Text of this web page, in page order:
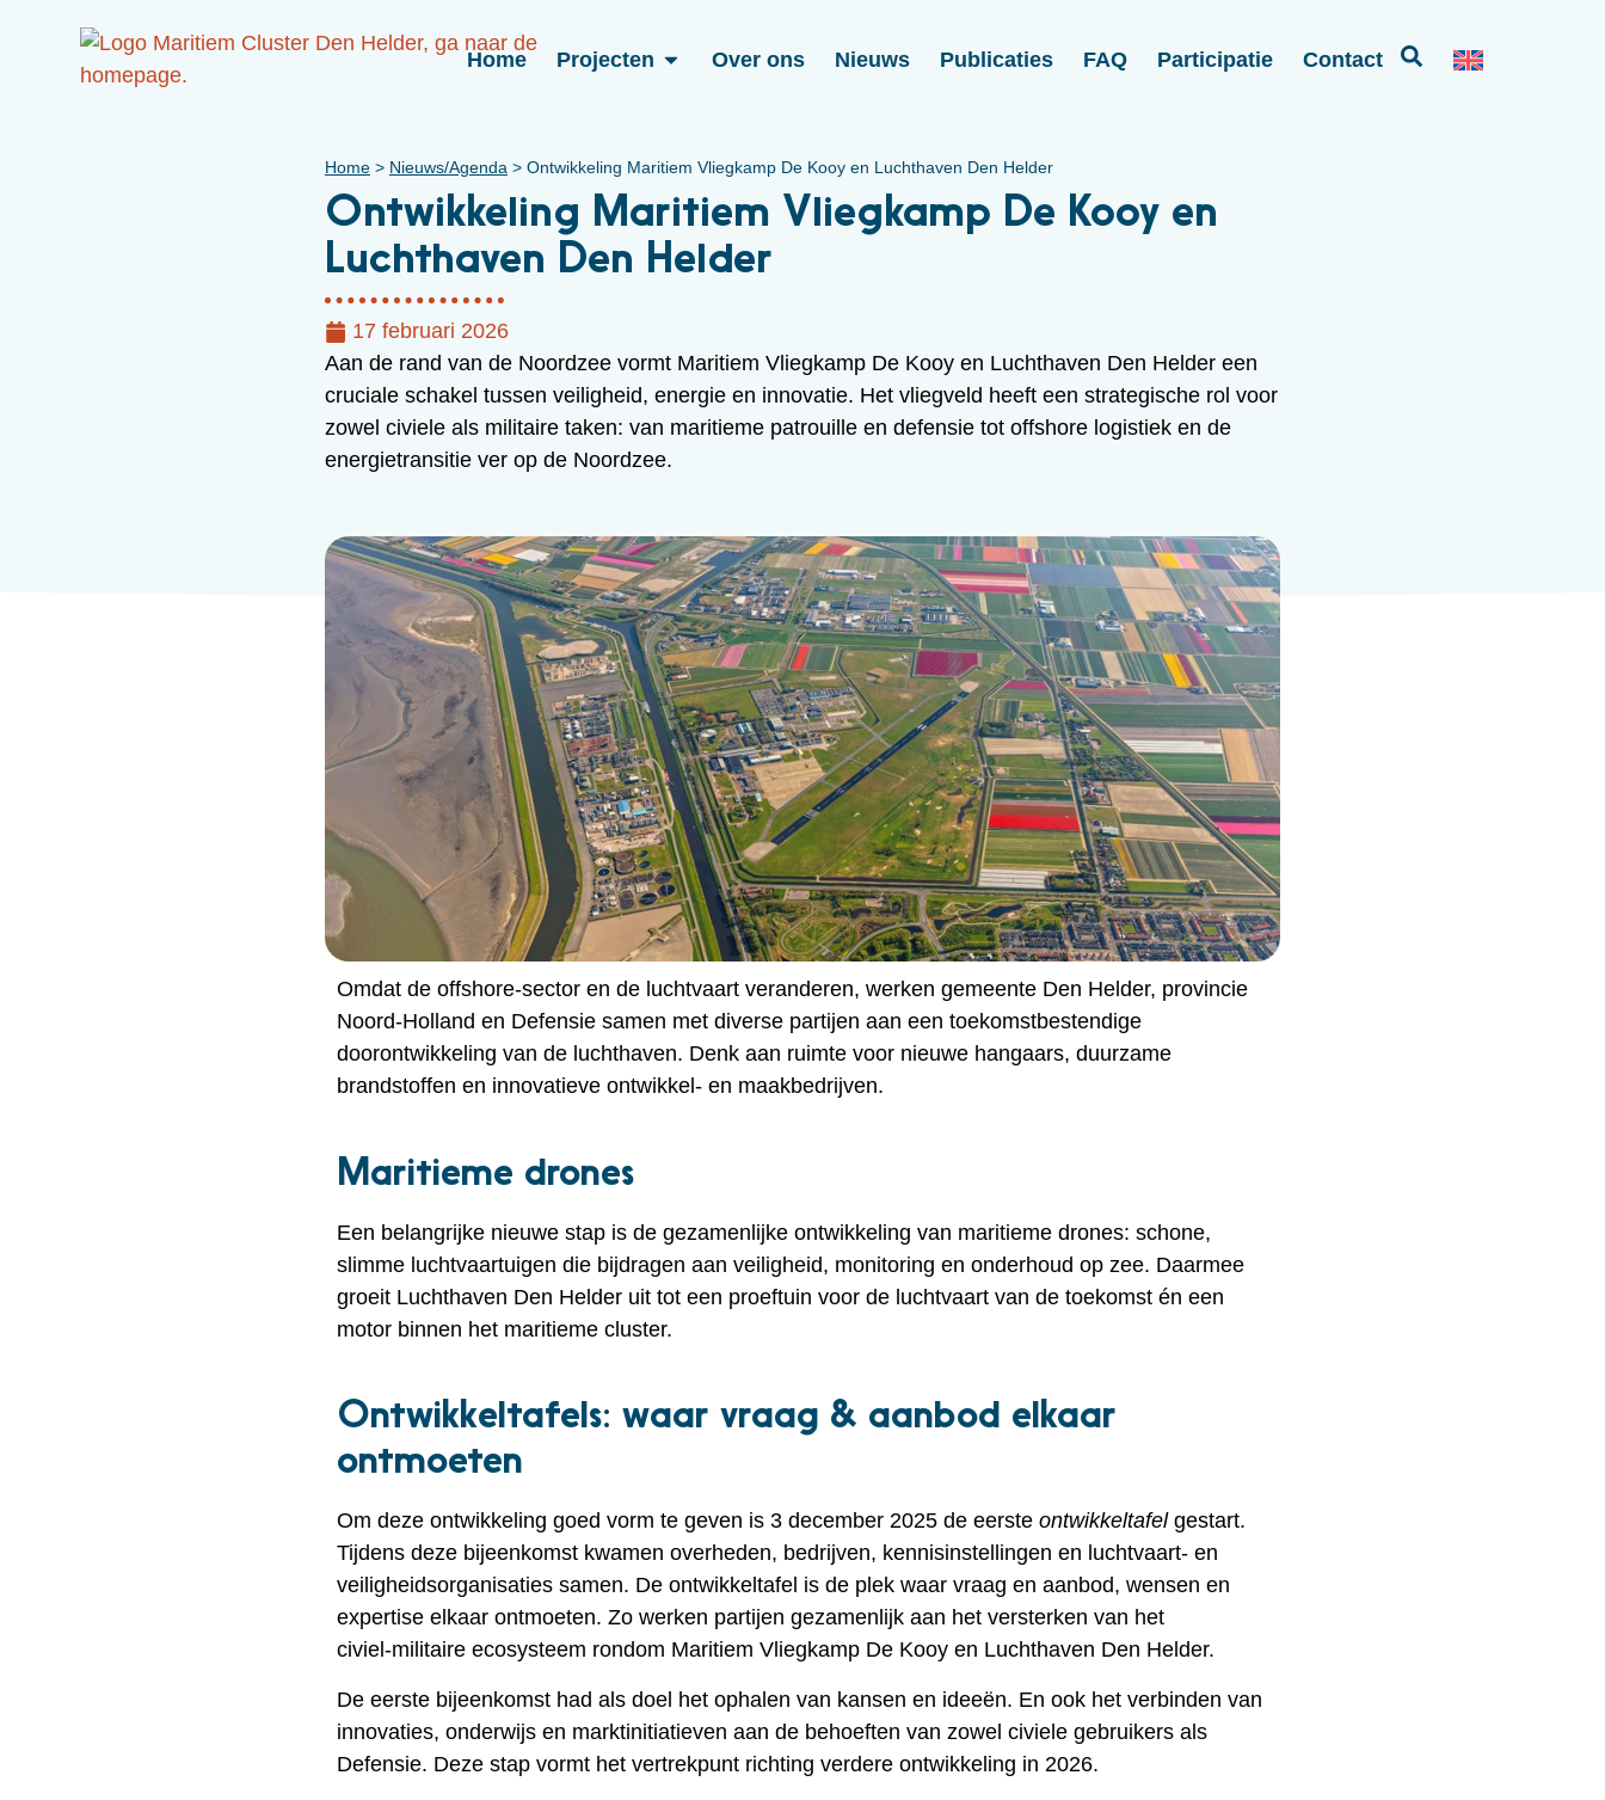
Home Projecten Over ons Nieuws Publicaties FAQ Participatie Contact
Home > Nieuws/Agenda > Ontwikkeling Maritiem Vliegkamp De Kooy en Luchthaven Den Helder
Ontwikkeling Maritiem Vliegkamp De Kooy en
Luchthaven Den Helder
17 februari 2026
Aan de rand van de Noordzee vormt Maritiem Vliegkamp De Kooy en Luchthaven Den Helder een
cruciale schakel tussen veiligheid, energie en innovatie. Het vliegveld heeft een strategische rol voor
zowel civiele als militaire taken: van maritieme patrouille en defensie tot offshore logistiek en de
energietransitie ver op de Noordzee.
Omdat de offshore-sector en de luchtvaart veranderen, werken gemeente Den Helder, provincie
Noord-Holland en Defensie samen met diverse partijen aan een toekomstbestendige
doorontwikkeling van de luchthaven. Denk aan ruimte voor nieuwe hangaars, duurzame
brandstoffen en innovatieve ontwikkel- en maakbedrijven.
Maritieme drones
Een belangrijke nieuwe stap is de gezamenlijke ontwikkeling van maritieme drones: schone,
slimme luchtvaartuigen die bijdragen aan veiligheid, monitoring en onderhoud op zee. Daarmee
groeit Luchthaven Den Helder uit tot een proeftuin voor de luchtvaart van de toekomst én een
motor binnen het maritieme cluster.
Ontwikkeltafels: waar vraag & aanbod elkaar
ontmoeten
Om deze ontwikkeling goed vorm te geven is 3 december 2025 de eerste ontwikkeltafelgestart.
Tijdens deze bijeenkomst kwamen overheden, bedrijven, kennisinstellingen en luchtvaart- en
veiligheidsorganisaties samen. De ontwikkeltafel is de plek waar vraag en aanbod, wensen en
expertise elkaar ontmoeten. Zo werken partijen gezamenlijk aan het versterken van het
civiel‑militaire ecosysteem rondom Maritiem Vliegkamp De Kooy en Luchthaven Den Helder.
De eerste bijeenkomst had als doel het ophalen van kansen en ideeën. En ook het verbinden van
innovaties, onderwijs en marktinitiatieven aan de behoeften van zowel civiele gebruikers als
Defensie. Deze stap vormt het vertrekpunt richting verdere ontwikkeling in 2026.